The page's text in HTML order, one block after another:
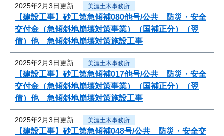
2025年2月3日更新 美濃土木事務所
【建設工事】砂工第急傾補080他号/公共 防災・安全
交付金（急傾斜地崩壊対策事業）（国補正分）（翌
債）他 急傾斜地崩壊対策施設工事
2025年2月3日更新 美濃土木事務所
【建設工事】砂工第急傾補017他号/公共 防災・安全
交付金（急傾斜地崩壊対策事業）（国補正分）（翌
債）他 急傾斜地崩壊対策施設工事
2025年2月3日更新 美濃土木事務所
【建設工事】砂工第急傾補048号/公共 防災・安全交